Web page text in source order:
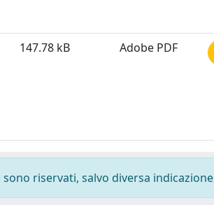
147.78 kB Adobe PDF
riservati, salvo diversa indicazione